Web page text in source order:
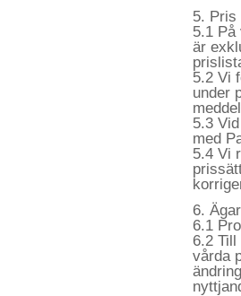
5. Pris
5.1
är
5.2 Vi
under
5.3
med
5.4 Vi
6.
6.1
6.2
vårda